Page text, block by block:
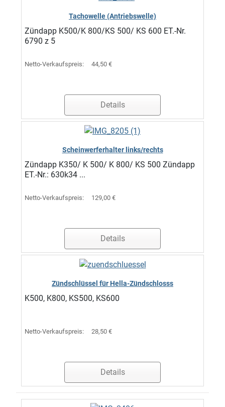
Tachowelle (Antriebswelle)
Zündapp K500/K 800/KS 500/ KS 600 ET.-Nr.
6790 z 5
Netto-Verkaufspreis: 44,50 €
Details
Scheinwerferhalter links/rechts
Zündapp K350/ K 500/ K 800/ KS 500 Zündapp
ET.-Nr.: 630k34 ...
Netto-Verkaufspreis: 129,00 €
Details
Zündschlüssel für Hella-Zündschlosss
K500, K800, KS500, KS600
Netto-Verkaufspreis: 28,50 €
Details